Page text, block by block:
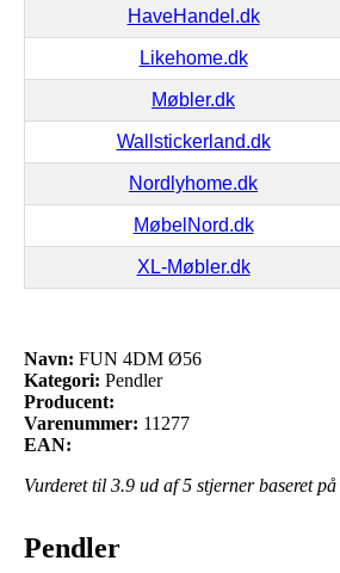
HaveHandel.dk
Likehome.dk
Møbler.dk
Wallstickerland.dk
Nordlyhome.dk
MøbelNord.dk
XL-Møbler.dk
Navn: FUN 4DM Ø56
Kategori: Pendler
Producent:
Varenummer: 11277
EAN:
Vurderet til 3.9 ud af 5 stjerner baseret på
Pendler